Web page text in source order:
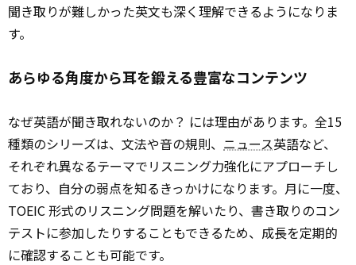
聞き取りが難しかった英文も深く理解できるようになりま
す。
あらゆる角度から耳を鍛える豊富なコンテンツ
なぜ英語が聞き取れないのか？ には理由があります。全15
種類のシリーズは、文法や音の規則、 ニュース英語など、
それぞれ異なるテーマでリスニング力強化にアプローチし
ており、自分の弱点を知るきっかけになります。月に一度、
TOEIC 形式のリスニング問題を解いたり、書き取りのコン
テストに参加したりすることもできるため、成長を定期的
に確認することも可能です。